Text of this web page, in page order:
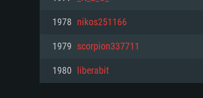
여유 저장 공간: 22.1 GB (최소
네트워크: 브로드밴드 인터넷
여유 저장 공간: 22.1 GB (최소
1978 nikos251166
1979 scorpion337711
1980 liberabit